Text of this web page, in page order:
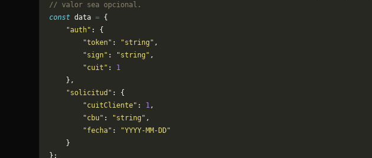
// valor sea opcional.
const data = {
    "auth"
: {
        "token"
: "string" ,
        "sign"
: "string" ,
        "cuit"
: 1
    },
    "solicitud"
: {
        "cuitCliente"
: 1,
        "cbu"
: "string" ,
        "fecha"
:
"YYYY-MM-DD"
    }
};